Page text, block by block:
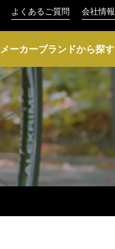
よくあるご質問 会社情報
メーカーブランドから探す